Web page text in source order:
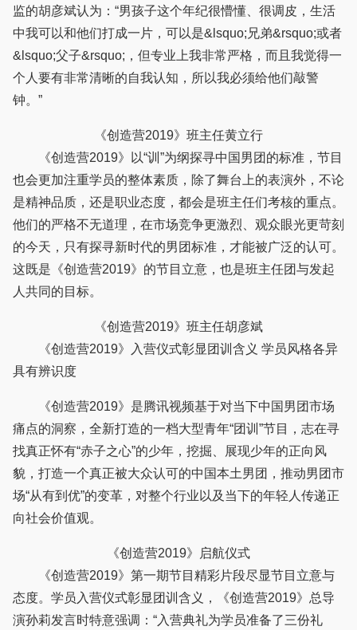
监的胡彦斌认为：“男孩子这个年纪很懵懂、很调皮，生活
中我可以和他们打成一片，可以是&lsquo;兄弟&rsquo;或者
&lsquo;父子&rsquo;，但专业上我非常严格，而且我觉得一
个人要有非常清晰的自我认知，所以我必须给他们敲警
钟。”
《创造营2019》班主任黄立行
《创造营2019》以“训”为纲探寻中国男团的标准，节目
也会更加注重学员的整体素质，除了舞台上的表演外，不论
是精神品质，还是职业态度，都会是班主任们考核的重点。
他们的严格不无道理，在市场竞争更激烈、观众眼光更苛刻
的今天，只有探寻新时代的男团标准，才能被广泛的认可。
这既是《创造营2019》的节目立意，也是班主任团与发起
人共同的目标。
《创造营2019》班主任胡彦斌
《创造营2019》入营仪式彰显团训含义 学员风格各异
具有辨识度
《创造营2019》是腾讯视频基于对当下中国男团市场
痛点的洞察，全新打造的一档大型青年“团训”节目，志在寻
找真正怀有“赤子之心”的少年，挖掘、展现少年的正向风
貌，打造一个真正被大众认可的中国本土男团，推动男团市
场“从有到优”的变革，对整个行业以及当下的年轻人传递正
向社会价值观。
《创造营2019》启航仪式
《创造营2019》第一期节目精彩片段尽显节目立意与
态度。学员入营仪式彰显团训含义，《创造营2019》总导
演孙莉发言时特意强调：“入营典礼为学员准备了三份礼